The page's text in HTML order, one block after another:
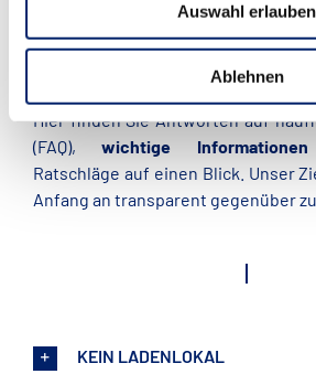
Auswahl erlauben
Ablehnen
GUT ZU
Hier finden Sie Antworten auf
(FAQ),wichtige Informationen
Ratschläge auf einen Blick. Unser
Anfang an transparent gegenüber
KEIN LADENLOKAL